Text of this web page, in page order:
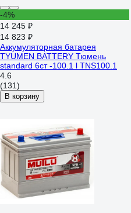
-4%
14 245 ₽
14 823 ₽
Аккумуляторная батарея
TYUMEN BATTERY Тюмень
standard 6ст -100.1 l TNS100.1
4.6
(131)
В корзину